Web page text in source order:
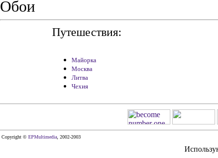
Обои
Путешествия:
Майорка
Москва
Литва
Чехия
Copyright © EPMultimedia , 2002-2003